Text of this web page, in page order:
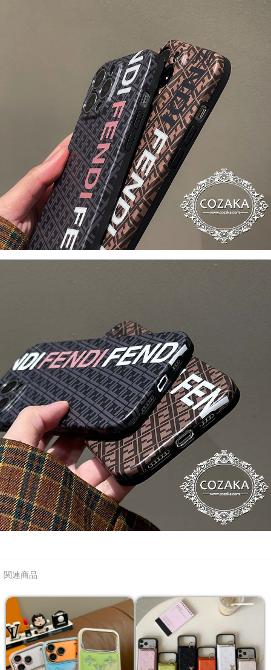
関連商品